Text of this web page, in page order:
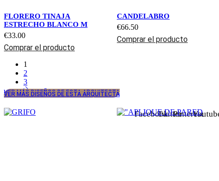
FLORERO TINAJA
ESTRECHO BLANCO M
€33.00
Comprar el producto
CANDELABRO
€66.50
Comprar el producto
1
2
3
FacebookTwitterPinterest
VER MÁS DISEÑOS DE ESTA ARQUITECTA
VER MÁS DISEÑOS DE ESTA ARQUITECTA